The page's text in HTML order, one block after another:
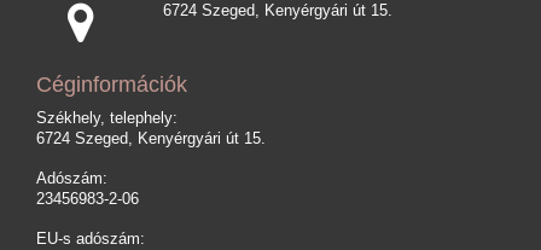
6724 Szeged, Kenyérgyári út 15.
Céginformációk
Székhely, telephely:
6724 Szeged, Kenyérgyári út 15.
Adószám:
23456983-2-06
EU-s adószám: